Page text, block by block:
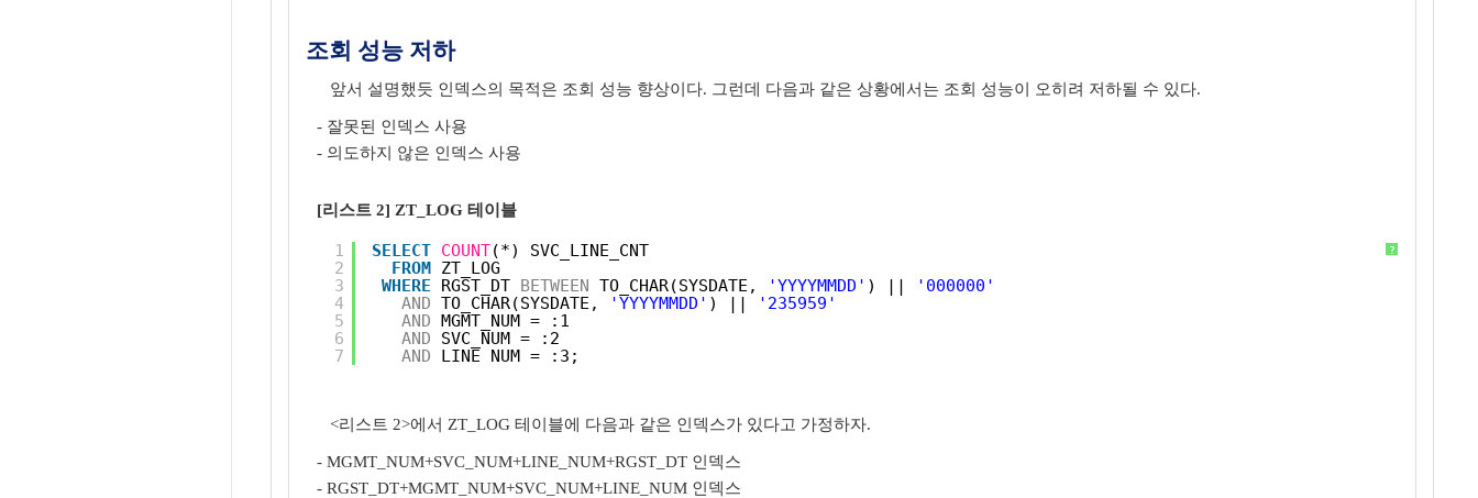
조회 성능 저하
앞서 설명했듯 인덱스의 목적은 조회 성능 향상이다. 그런데 다음과 같은 상황에서는 조회 성능이 오히려 저하될 수 있다.
- 잘못된 인덱스 사용
- 의도하지 않은 인덱스 사용
[리스트 2] ZT_LOG 테이블
?
1
2
3
4
5
6
7
SELECT COUNT(*) SVC_LINE_CNT
FROM ZT_LOG
WHERE
RGST_DT BETWEEN TO_CHAR(SYSDATE, 'YYYYMMDD' ) ||
'000000'
AND TO_CHAR(SYSDATE, 'YYYYMMDD' ) ||
'235959'
AND MGMT_NUM = :1
AND
SVC_NUM = :2
AND
LINE_NUM = :3;
<리스트 2>에서 ZT_LOG 테이블에 다음과 같은 인덱스가 있다고 가정하자.
- MGMT_NUM+SVC_NUM+LINE_NUM+RGST_DT 인덱스
- RGST_DT+MGMT_NUM+SVC_NUM+LINE_NUM 인덱스